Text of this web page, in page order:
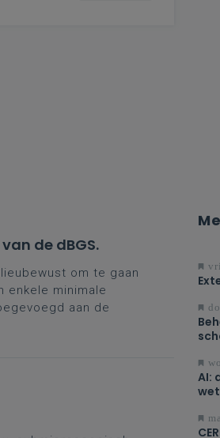
de dBGS.
om te gaan
enkele minimale
aan de
AI: